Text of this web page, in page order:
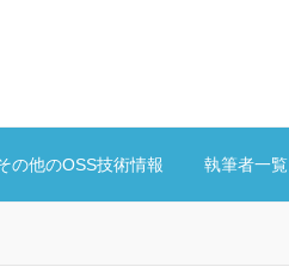
の他のOSS技術情報 執筆者一覧